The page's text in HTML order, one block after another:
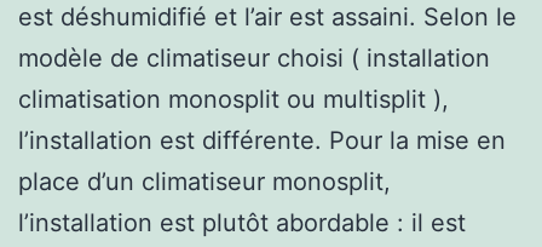
est déshumidifié et l’air est assaini. Selon le
modèle de climatiseur choisi ( installation
climatisation monosplit ou multisplit ),
l’installation est différente. Pour la mise en
place d’un climatiseur monosplit,
l’installation est plutôt abordable : il est